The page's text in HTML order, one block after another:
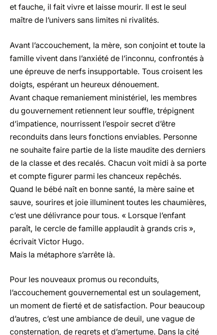
et fauche, il fait vivre et laisse mourir. Il est le seul
maître de l’univers sans limites ni rivalités.
Avant l’accouchement, la mère, son conjoint et toute la
famille vivent dans l’anxiété de l’inconnu, confrontés à
une épreuve de nerfs insupportable. Tous croisent les
doigts, espérant un heureux dénouement.
Avant chaque remaniement ministériel, les membres
du gouvernement retiennent leur souffle, trépignent
d’impatience, nourrissent l’espoir secret d’être
reconduits dans leurs fonctions enviables. Personne
ne souhaite faire partie de la liste maudite des derniers
de la classe et des recalés. Chacun voit midi à sa porte
et compte figurer parmi les chanceux repêchés.
Quand le bébé naît en bonne santé, la mère saine et
sauve, sourires et joie illuminent toutes les chaumières,
c’est une délivrance pour tous. « Lorsque l’enfant
paraît, le cercle de famille applaudit à grands cris »,
écrivait Victor Hugo.
Mais la métaphore s’arrête là.
Pour les nouveaux promus ou reconduits,
l’accouchement gouvernemental est un soulagement,
un moment de fierté et de satisfaction. Pour beaucoup
d’autres, c’est une ambiance de deuil, une vague de
consternation, de regrets et d’amertume. Dans la cité